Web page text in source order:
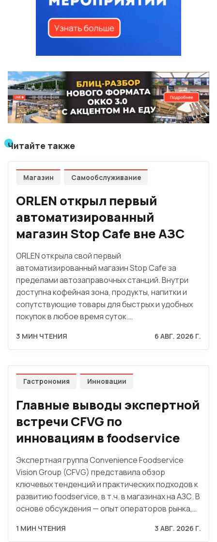
Читайте также
Магазин Самообслуживание
ORLEN открыл первый
автоматизированный
магазин Stop Cafe вне АЗС
ORLEN открыла свой первый
автоматизированный магазин Stop Cafe за
пределами автозаправочных станций. Внутри
доступна кофейная зона, продукты, напитки и
сопутствующие товары для быстрых и удобных
покупок в любое время суток.…
3 МИН ЧТЕНИЯ 6 АВГ. 2026 Г.
Гастрономия Инновации
Главные выводы экспертной
встречи CFVG по
инновациям в foodservice
Экспертная группа Convenience Foodservice
Vision Group (CFVG) представила обзор
ключевых тенденций и практических подходов к
развитию foodservice, в т.ч. в магазинах на АЗС. В
основе обсуждения — опыт операторов рынка,…
1 МИН ЧТЕНИЯ 3 АВГ. 2026 Г.